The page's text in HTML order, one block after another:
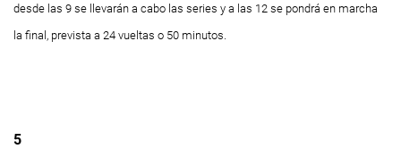
desde las 9 se llevarán a cabo las series y a las 12 se pondrá en marcha
la final, prevista a 24 vueltas o 50 minutos.
5